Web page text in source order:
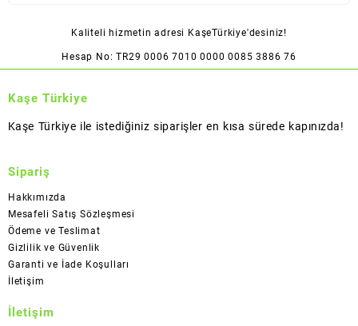
Kaliteli hizmetin adresi KaşeTürkiye'desiniz!
Hesap No: TR29 0006 7010 0000 0085 3886 76
Kaşe Türkiye
Kaşe Türkiye ile istediğiniz siparişler en kısa sürede kapınızda!
Sipariş
Hakkımızda
Mesafeli Satış Sözleşmesi
Ödeme ve Teslimat
Gizlilik ve Güvenlik
Garanti ve İade Koşulları
İletişim
İletişim